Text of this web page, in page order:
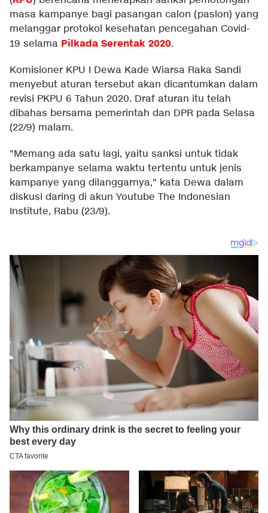
masa kampanye bagi pasangan calon (paslon) yang
melanggar protokol kesehatan pencegahan Covid-
19 selama Pilkada Serentak 2020.
Komisioner KPU I Dewa Kade Wiarsa Raka Sandi
menyebut aturan tersebut akan dicantumkan dalam
revisi PKPU 6 Tahun 2020. Draf aturan itu telah
dibahas bersama pemerintah dan DPR pada Selasa
(22/9) malam.
"Memang ada satu lagi, yaitu sanksi untuk tidak
berkampanye selama waktu tertentu untuk jenis
kampanye yang dilanggarnya," kata Dewa dalam
diskusi daring di akun Youtube The Indonesian
Institute, Rabu (23/9).